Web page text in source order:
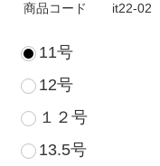
商品コード it22-02
11号
12号
１２号
13.5号